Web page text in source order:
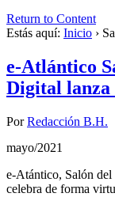
Return to Content
Estás aquí: Inicio ›
e-Atlántico
Digital lanza
PorRedacción B.H.
mayo/2021
e-Atántico, Salón
celebra de forma